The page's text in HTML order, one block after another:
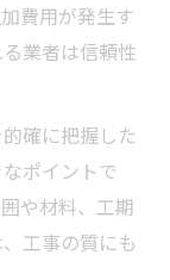
き判断基準
知る
びの視点
びのコツ
イド
ォーム実現
流れ
費用が発生す
業者は信頼性
確に把握した
ポイントで
や材料、工期
工事の質にも